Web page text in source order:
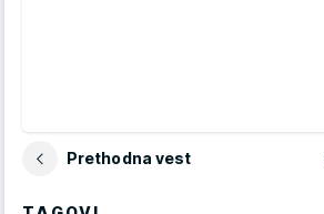
Prethodna vest